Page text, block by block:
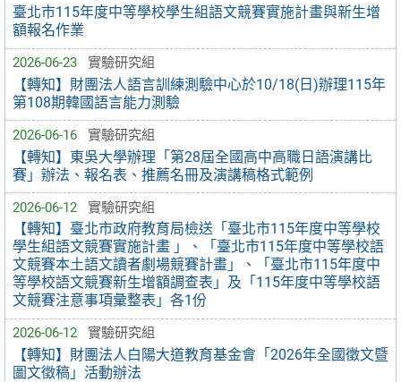
臺北市115年度中等學校學生組語文競賽實施計畫與新生增
額報名作業
2026-06-23 實驗研究組
【轉知】財團法人語言訓練測驗中心於10/18(日)辦理115年
第108期韓國語言能力測驗
2026-06-16 實驗研究組
【轉知】東吳大學辦理「第28屆全國高中高職日語演講比
賽」辦法、報名表、推薦名冊及演講稿格式範例
2026-06-12 實驗研究組
【轉知】臺北市政府教育局檢送「臺北市115年度中等學校
學生組語文競賽實施計畫 」、「臺北市115年度中等學校語
文競賽本土語文讀者劇場競賽計畫」、「臺北市115年度中
等學校語文競賽新生增額調查表」及「115年度中等學校語
文競賽注意事項彙整表」各1份
2026-06-12 實驗研究組
【轉知】財團法人白陽大道教育基金會「2026年全國徵文暨
圖文徵稿」活動辦法